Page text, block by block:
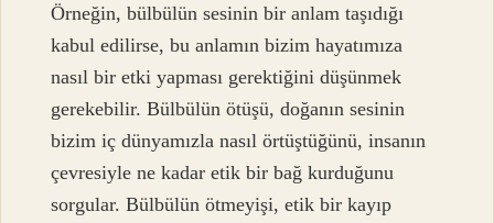
Örneğin, bülbülün sesinin bir anlam taşıdığı
kabul edilirse, bu anlamın bizim hayatımıza
nasıl bir etki yapması gerektiğini düşünmek
gerekebilir. Bülbülün ötüşü, doğanın sesinin
bizim iç dünyamızla nasıl örtüştüğünü, insanın
çevresiyle ne kadar etik bir bağ kurduğunu
sorgular. Bülbülün ötmeyişi, etik bir kayıp